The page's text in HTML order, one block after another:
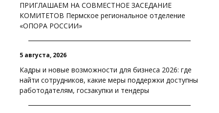
ПРИГЛАШАЕМ НА СОВМЕСТНОЕ ЗАСЕДАНИЕ
КОМИТЕТОВ Пермское региональное отделение
«ОПОРА РОССИИ»
5 августа, 2026
Кадры и новые возможности для бизнеса 2026: где
найти сотрудников, какие меры поддержки доступны
работодателям, госзакупки и тендеры